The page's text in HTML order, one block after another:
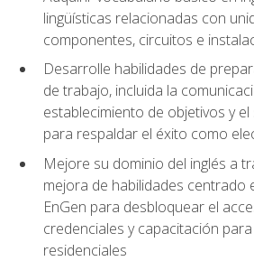
lingüísticas relacionadas con
componentes, circuitos e
Desarrolle habilidades de
de trabajo, incluida la
establecimiento de objetivos y
para respaldar el éxito como
Mejore su dominio del inglés a
mejora de habilidades centrado
EnGen para desbloquear el
credenciales y capacitación
residenciales